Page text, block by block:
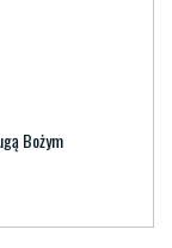
Bożym